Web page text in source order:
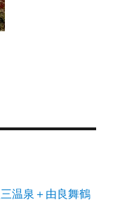
温泉＋由良舞鶴